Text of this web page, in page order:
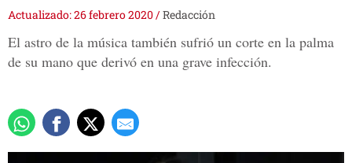
Actualizado: 26 febrero 2020/Redacción
El astro de la música también sufrió un corte en la palma
de su mano que derivó en una grave infección.